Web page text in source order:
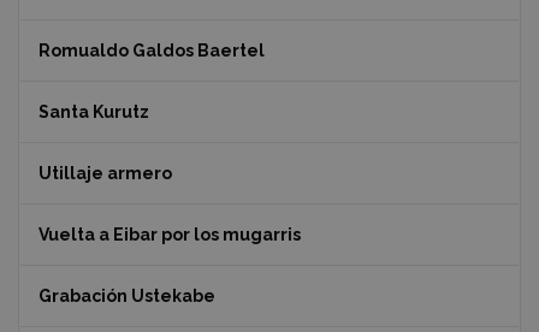
Romualdo Galdos Baertel
Santa Kurutz
Utillaje armero
Vuelta a Eibar por los mugarris
Grabación Ustekabe